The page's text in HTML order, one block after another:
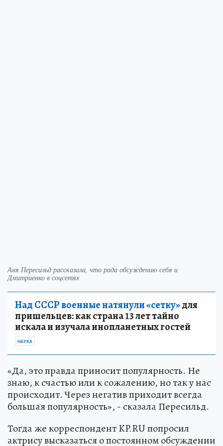
Аня Пересильд рассказала, что рада обсуждению себя и
Дмитриенко в соцсетях
Над СССР военные натянули «сетку»для
пришельцев: как страна 13 лет тайно
искала и изучала инопланетных гостей
НАУКА
«Да, это правда приносит популярность. Не
знаю, к счастью или к сожалению, но так у нас
происходит. Через негатив приходит всегда
большая популярность», - сказала Пересильд.
Тогда же корреспондент KP.RU попросил
актрису высказаться о постоянном обсуждении